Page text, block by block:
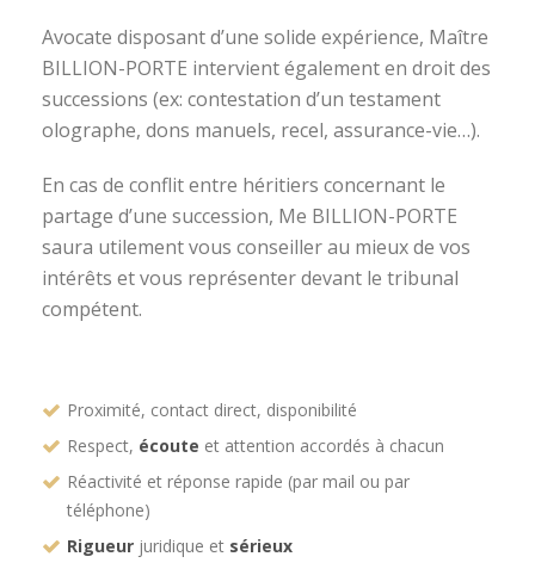
Avocate disposant d’une solide expérience, Maître
BILLION-PORTE intervient également en droit des
successions (ex: contestation d’un testament
olographe, dons manuels, recel, assurance-vie…).
En cas de conflit entre héritiers concernant le
partage d’une succession, Me BILLION-PORTE
saura utilement vous conseiller au mieux de vos
intérêts et vous représenter devant le tribunal
compétent.
Proximité, contact direct, disponibilité
Respect, écoute et attention accordés à chacun
Réactivité et réponse rapide (par mail ou par
téléphone)
Rigueur juridique et sérieux